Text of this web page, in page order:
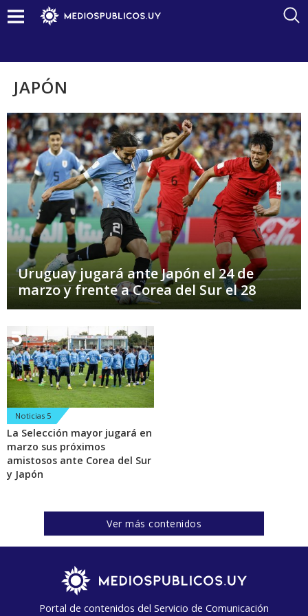
JAPÓN
Uruguay jugará ante Japón el 24 de
marzo y frente a Corea del Sur el 28
Noticias 5
La Selección mayor jugará en
marzo sus próximos
amistosos ante Corea del Sur
y Japón
Ver más contenidos
Portal de contenidos del Servicio de Comunicación